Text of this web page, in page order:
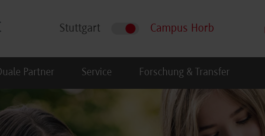
Stuttgart Campus Horb
Partner Service Forschung & Transfer